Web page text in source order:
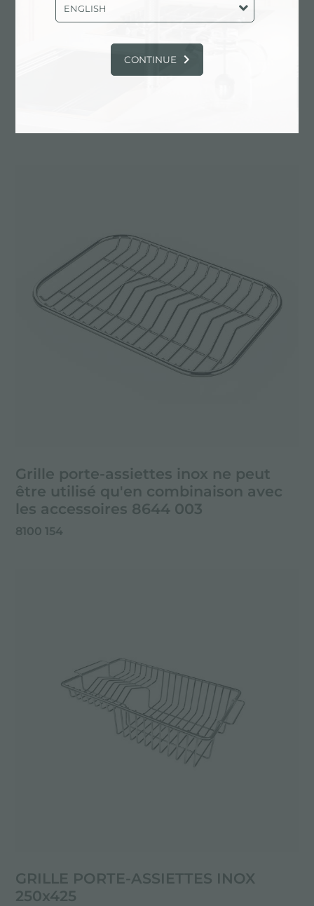
Grille porte-assiettes inox ne peut
être utilisé qu'en combinaison avec
les accessoires 8644 003
8100 154
GRILLE PORTE-ASSIETTES INOX
250x425
ENGLISH
CONTINUE